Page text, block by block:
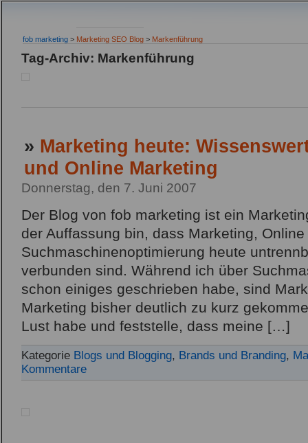
fob marketing > Marketing SEO Blog > Markenführung
Tag-Archiv: Markenführung
» Marketing heute:
und Online Marketing
Donnerstag, den 7. Juni 2007
Der Blog von fob marketing ist ein
der Auffassung bin, dass Marketing,
Suchmaschinenoptimierung heute
verbunden sind. Während ich über
schon einiges geschrieben habe, sind
Marketing bisher deutlich zu kurz
Lust habe und feststelle, dass meine […]
Kategorie Blogs und Blogging, Brands und Branding,
Kommentare